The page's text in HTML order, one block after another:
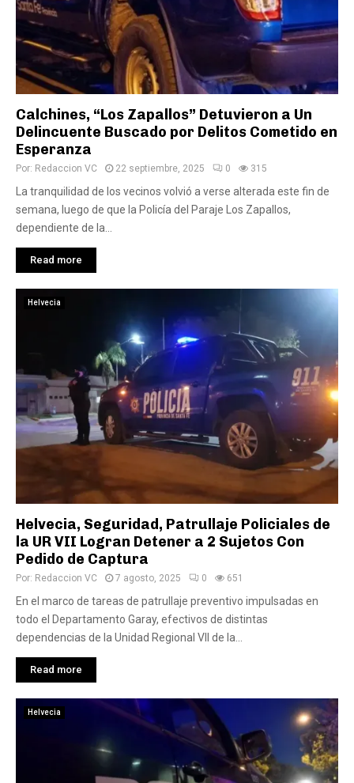
Calchines, “Los Zapallos” Detuvieron a Un
Delincuente Buscado por Delitos Cometido en
Esperanza
Por: Redaccion VC 22 septiembre, 2025 0 315
La tranquilidad de los vecinos volvió a verse alterada este fin de
semana, luego de que la Policía del Paraje Los Zapallos,
dependiente de la...
Read more
Helvecia
Helvecia, Seguridad, Patrullaje Policiales de
la UR VII Logran Detener a 2 Sujetos Con
Pedido de Captura
Por: Redaccion VC 7 agosto, 2025 0 651
En el marco de tareas de patrullaje preventivo impulsadas en
todo el Departamento Garay, efectivos de distintas
dependencias de la Unidad Regional VII de la...
Read more
Helvecia